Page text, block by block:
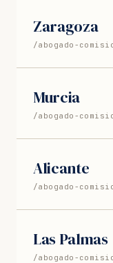
Zaragoza
/abogado-
Murcia
/abogado-
Alicante
/abogado-
Las Palmas
/abogado-